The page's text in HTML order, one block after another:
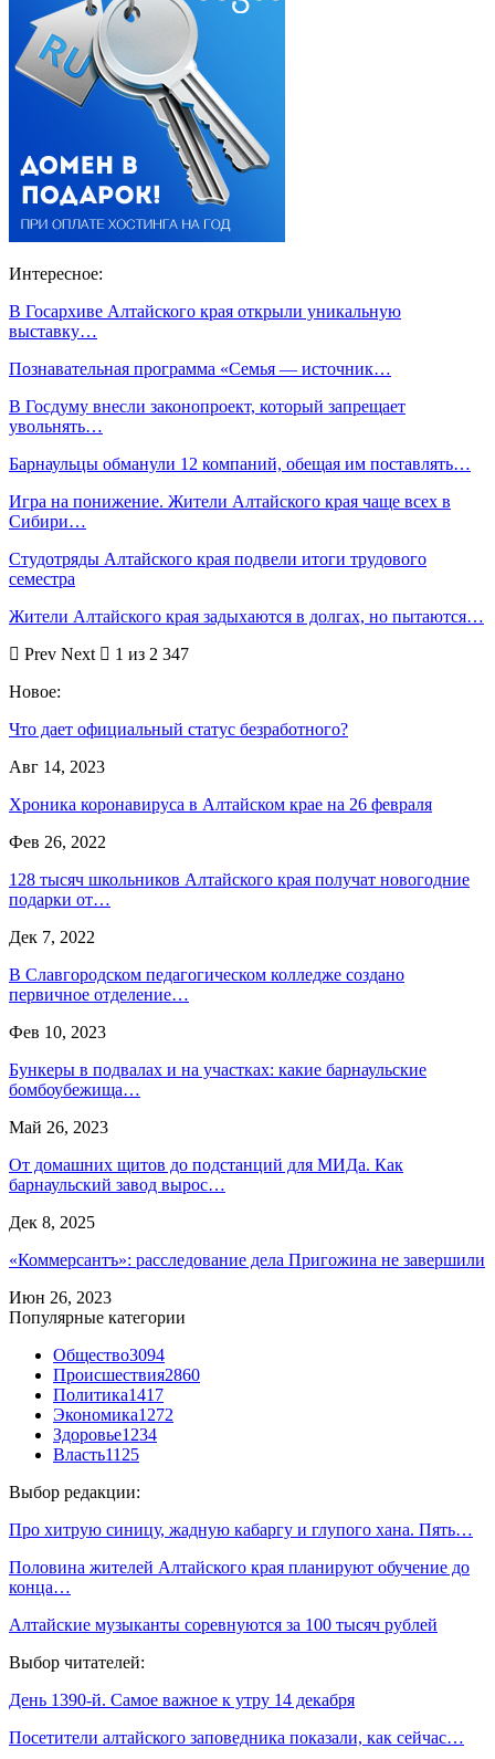
Интересное:
В Госархиве Алтайского края открыли уникальную
выставку…
Познавательная программа «Семья — источник…
В Госдуму внесли законопроект, который запрещает
увольнять…
Барнаульцы обманули 12 компаний, обещая им поставлять…
Игра на понижение. Жители Алтайского края чаще всех в
Сибири…
Студотряды Алтайского края подвели итоги трудового
семестра
Жители Алтайского края задыхаются в долгах, но пытаются…
Prev Next
1 из 2 347
Новое:
Что дает официальный статус безработного?
Авг 14, 2023
Хроника коронавируса в Алтайском крае на 26 февраля
Фев 26, 2022
128 тысяч школьников Алтайского края получат новогодние
подарки от…
Дек 7, 2022
В Славгородском педагогическом колледже создано
первичное отделение…
Фев 10, 2023
Бункеры в подвалах и на участках: какие барнаульские
бомбоубежища…
Май 26, 2023
От домашних щитов до подстанций для МИДа. Как
барнаульский завод вырос…
Дек 8, 2025
«Коммерсантъ»: расследование дела Пригожина не завершили
Июн 26, 2023
Популярные категории
Общество3094
Происшествия2860
Политика1417
Экономика1272
Здоровье1234
Власть1125
Выбор редакции:
Про хитрую синицу, жадную кабаргу и глупого хана. Пять…
Половина жителей Алтайского края планируют обучение до
конца…
Алтайские музыканты соревнуются за 100 тысяч рублей
Выбор читателей:
День 1390-й. Самое важное к утру 14 декабря
Посетители алтайского заповедника показали, как сейчас…